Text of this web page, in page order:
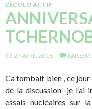
L’ÉCOLO ACTIF
27 AVRIL 2016
Ca tombait bien , ce
de la discussion je l’ai
essais nucléaires sur